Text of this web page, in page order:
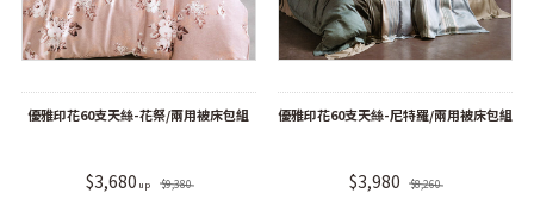
優雅印花60支天絲-花祭/兩用被床包組
$3,680 $9,380
優雅印花60支天絲-尼特羅/兩用被床包組
$3,980 $8,260